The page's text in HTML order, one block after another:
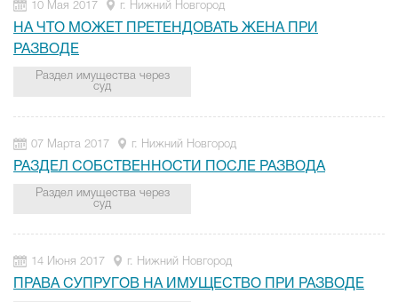
10 Мая 2017 г. Нижний Новгород
НА ЧТО МОЖЕТ ПРЕТЕНДОВАТЬ ЖЕНА ПРИ
РАЗВОДЕ
Раздел имущества через
суд
07 Марта 2017 г. Нижний Новгород
РАЗДЕЛ СОБСТВЕННОСТИ ПОСЛЕ РАЗВОДА
Раздел имущества через
суд
14 Июня 2017 г. Нижний Новгород
ПРАВА СУПРУГОВ НА ИМУЩЕСТВО ПРИ РАЗВОДЕ